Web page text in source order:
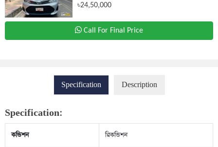
৳24,50,000
Call For Final Price
Specification Description
Specification:
কন্ডিশন রিকন্ডিশন